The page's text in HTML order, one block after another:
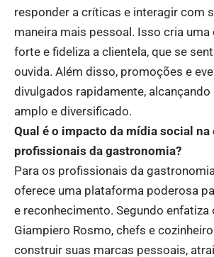
responder a críticas e interagir com
maneira mais pessoal. Isso cria uma
forte e fideliza a clientela, que se
ouvida. Além disso, promoções e
divulgados rapidamente,
amplo e diversificado.
Qual é o impacto da mídia social na
profissionais da gastronomia?
Para os profissionais da
oferece uma plataforma poderosa
e reconhecimento. Segundo enfatiza
Giampiero Rosmo, chefs e
construir suas marcas pessoais,